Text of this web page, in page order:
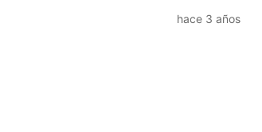
hace 3 años